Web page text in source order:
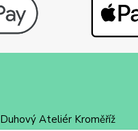
Duhový Ateliér Kroměříž